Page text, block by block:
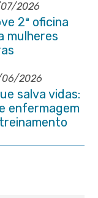
2026
2ª oficina
mulheres
06/2026
salva vidas:
enfermagem
em